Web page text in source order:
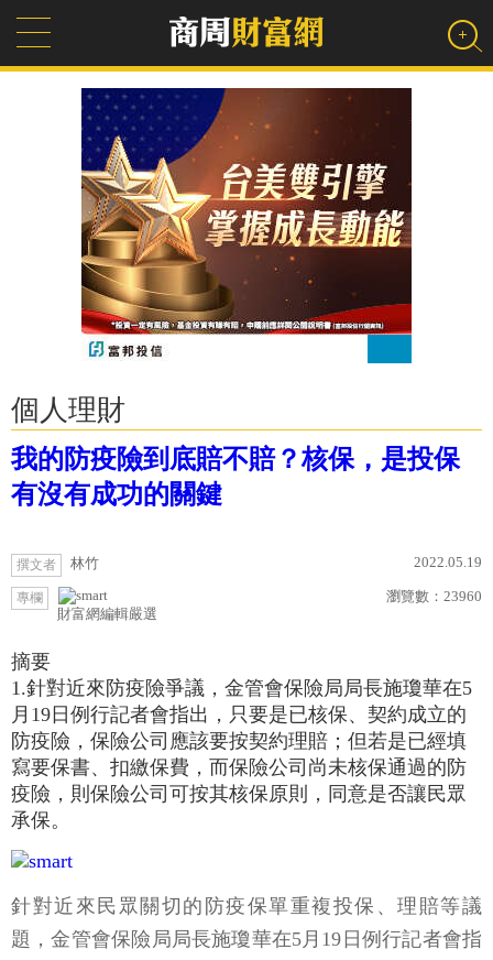
個人理財
我的防疫險到底賠不賠？核保，是投保
有沒有成功的關鍵
撰文者 林竹 2022.05.19
專欄
財富網編輯嚴選
瀏覽數： 23960
摘要
1.針對近來防疫險爭議，金管會保險局局長施瓊華在5
月19日例行記者會指出，只要是已核保、契約成立的
防疫險，保險公司應該要按契約理賠；但若是已經填
寫要保書、扣繳保費，而保險公司尚未核保通過的防
疫險，則保險公司可按其核保原則，同意是否讓民眾
承保。
針對近來民眾關切的防疫保單重複投保、理賠等議
題，金管會保險局局長施瓊華在5月19日例行記者會指